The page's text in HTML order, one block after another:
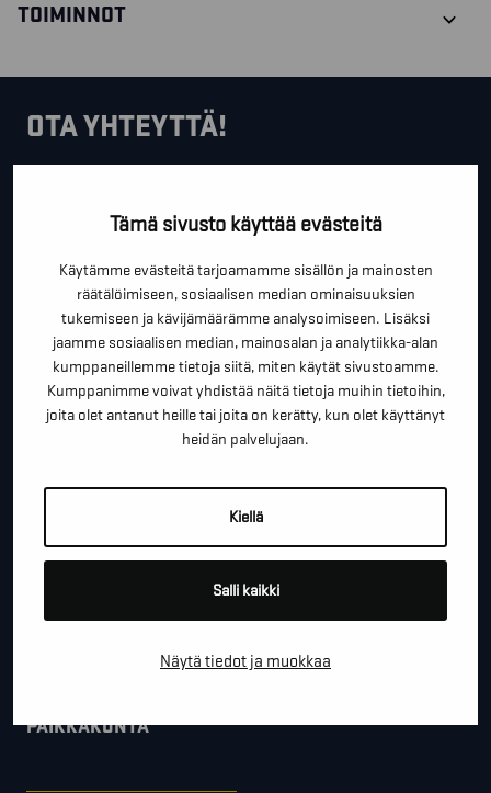
Tämä sivusto käyttää evästeitä
Käytämme evästeitä tarjoamamme sisällön ja mainosten
räätälöimiseen, sosiaalisen median ominaisuuksien
tukemiseen ja kävijämäärämme analysoimiseen. Lisäksi
jaamme sosiaalisen median, mainosalan ja analytiikka-alan
kumppaneillemme tietoja siitä, miten käytät sivustoamme.
Kumppanimme voivat yhdistää näitä tietoja muihin tietoihin,
joita olet antanut heille tai joita on kerätty, kun olet käyttänyt
heidän palvelujaan.
Kiellä
Salli kaikki
Näytä tiedot ja muokkaa
TOIMINNOT
OTA YHTEYTTÄ!
kartoituskäyntiä tai ihan vain lähettää lämpimiä
" näyttää pakolliset kentät
ETUNIMI SUKUNIMI *
*
PAIKKAKUNTA